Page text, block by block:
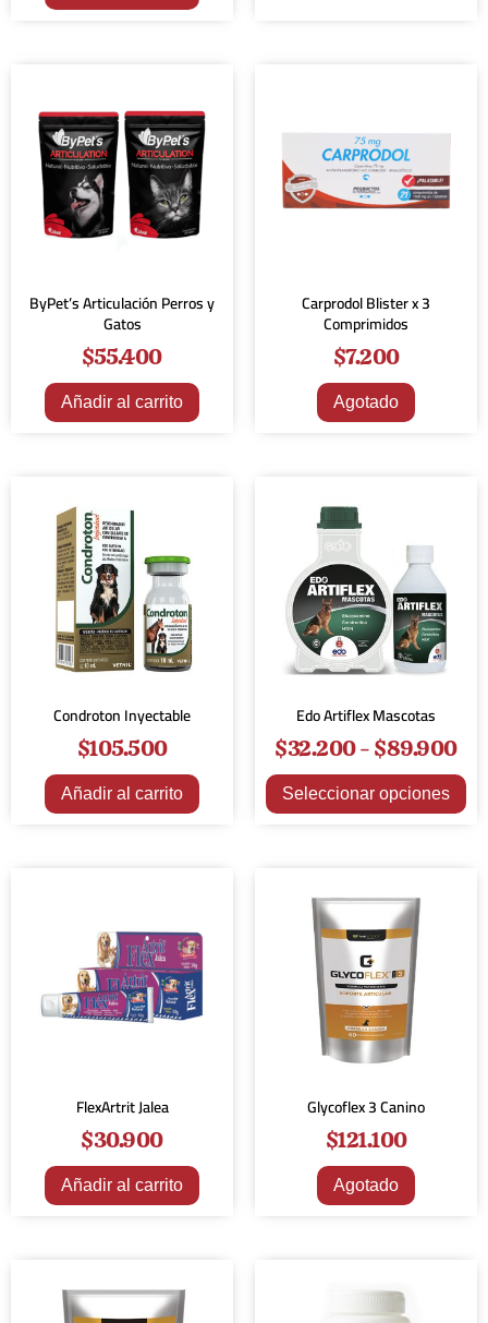
ByPet’s Articulación Perros y
Gatos
$55.400
Añadir al carrito
Carprodol Blister x 3
Comprimidos
$7.200
Agotado
Condroton Inyectable
$105.500
Añadir al carrito
Edo Artiflex Mascotas
$32.200-$89.900
Seleccionar opciones
FlexArtrit Jalea
$30.900
Añadir al carrito
Glycoflex 3 Canino
$121.100
Agotado